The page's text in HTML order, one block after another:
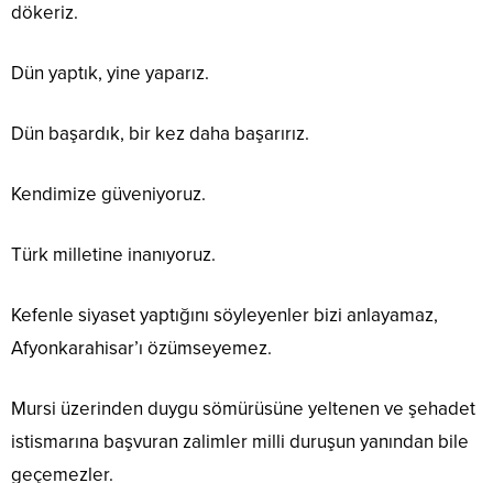
dökeriz.
Dün yaptık, yine yaparız.
Dün başardık, bir kez daha başarırız.
Kendimize güveniyoruz.
Türk milletine inanıyoruz.
Kefenle siyaset yaptığını söyleyenler bizi anlayamaz,
Afyonkarahisar’ı özümseyemez.
Mursi üzerinden duygu sömürüsüne yeltenen ve şehadet
istismarına başvuran zalimler milli duruşun yanından bile
geçemezler.